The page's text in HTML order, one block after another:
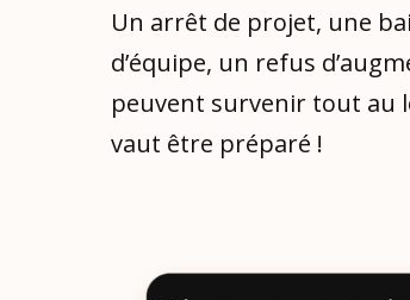
Un arrêt de projet, une
d’équipe, un refus
peuvent survenir tout au
vaut être préparé !